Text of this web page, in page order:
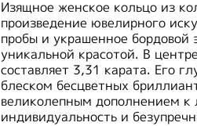
Изящное женское кольцо из
произведение ювелирного
пробы и украшенное бордовой
уникальной красотой. В
составляет 3,31 карата. Его
блеском бесцветных
великолепным дополнением к
индивидуальность и